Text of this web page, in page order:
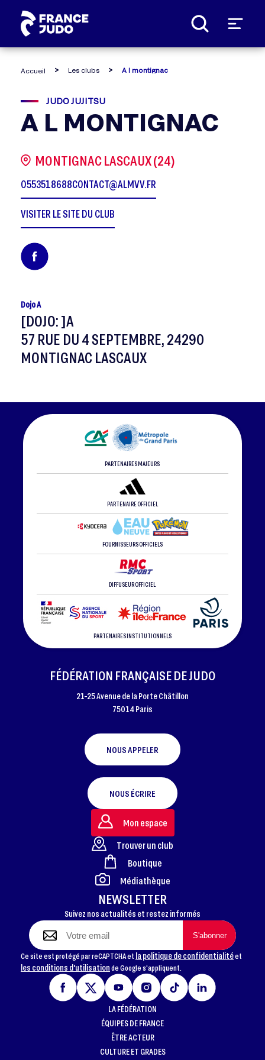
Accueil Les clubs A l montignac
JUDO JUJITSU
A L MONTIGNAC
MONTIGNAC LASCAUX (24)
0553518688CONTACT@ALMVV.FR
VISITER LE SITE DU CLUB
Dojo A
[DOJO: ]A
57 RUE DU 4 SEPTEMBRE, 24290
MONTIGNAC LASCAUX
PARTENAIRES MAJEURS
PARTENAIRE OFFICIEL
FOURNISSEURS OFFICIELS
DIFFUSEUR OFFICIEL
PARTENAIRES INSTITUTIONNELS
FOOTER
FÉDÉRATION FRANÇAISE DE JUDO
21-25 Avenue de la Porte Châtillon
75014 Paris
NOUS APPELER
NOUS ÉCRIRE
NEWSLETTER
Suivez nos actualités et restez informés
Ce site est protégé par reCAPTCHA et la politique de confidentialitéet
les conditions d'utilisationde Google s'appliquent.
Mon espace
Trouver un club
Boutique
Médiathèque
LA FÉDÉRATION
ÉQUIPES DE FRANCE
ÊTRE ACTEUR
CULTURE ET GRADES